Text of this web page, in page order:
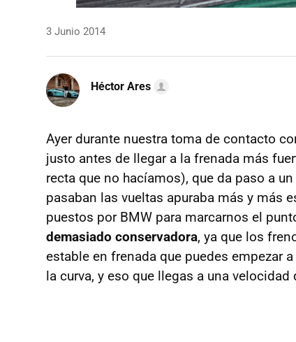
3 Junio 2014
Héctor Ares
Ayer durante nuestra toma de contacto
justo antes de llegar a la frenada más
recta que no hacíamos), que da paso a
pasaban las vueltas apuraba más y más
puestos por BMW para marcarnos el
demasiado conservadora, ya que los
estable en frenada que puedes empezar
la curva, y eso que llegas a una